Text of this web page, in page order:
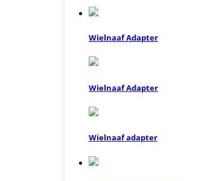
Wielnaaf Adapter
Wielnaaf Adapter
Wielnaaf adapter